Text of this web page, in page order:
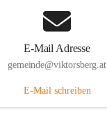
E-Mail Adresse
gemeinde@viktorsberg.at
E-Mail schreiben